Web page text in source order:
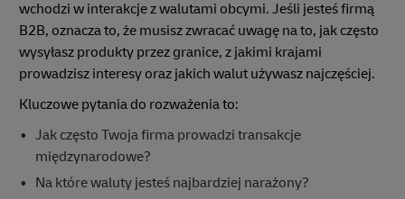
wchodzi w interakcje z walutami obcymi. Jeśli jesteś firmą
B2B, oznacza to, że musisz zwracać uwagę na to, jak często
wysyłasz produkty przez granice, z jakimi krajami
prowadzisz interesy oraz jakich walut używasz najczęściej.
Kluczowe pytania do rozważenia to:
Jak często Twoja firma prowadzi transakcje
międzynarodowe?
Na które waluty jesteś najbardziej narażony?